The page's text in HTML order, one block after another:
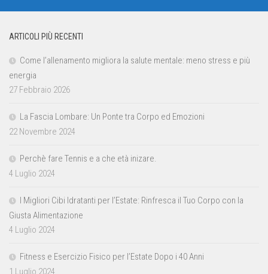
ARTICOLI PIÙ RECENTI
Come l’allenamento migliora la salute mentale: meno stress e più
energia
27 Febbraio 2026
La Fascia Lombare: Un Ponte tra Corpo ed Emozioni
22 Novembre 2024
Perchè fare Tennis e a che età inizare.
4 Luglio 2024
I Migliori Cibi Idratanti per l’Estate: Rinfresca il Tuo Corpo con la
Giusta Alimentazione
4 Luglio 2024
Fitness e Esercizio Fisico per l’Estate Dopo i 40 Anni